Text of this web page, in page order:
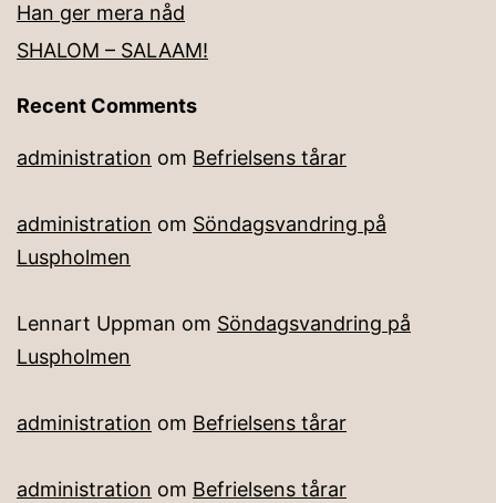
Han ger mera nåd
SHALOM – SALAAM!
Recent Comments
administration om Befrielsens tårar
administration om Söndagsvandring på
Luspholmen
Lennart Uppman om Söndagsvandring på
Luspholmen
administration om Befrielsens tårar
administration om Befrielsens tårar